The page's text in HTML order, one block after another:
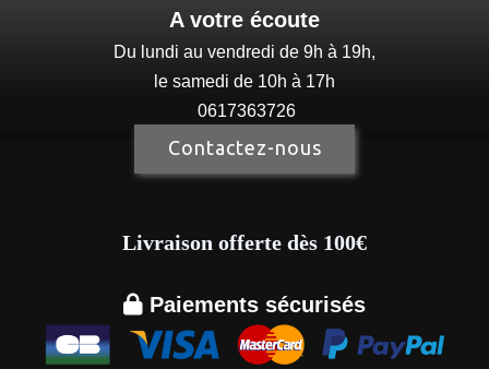
A votre écoute
Du lundi au vendredi de 9h à 19h,
le samedi de 10h à 17h
0617363726
Contactez-nous
Livraison offerte dès 100€
 Paiements sécurisés